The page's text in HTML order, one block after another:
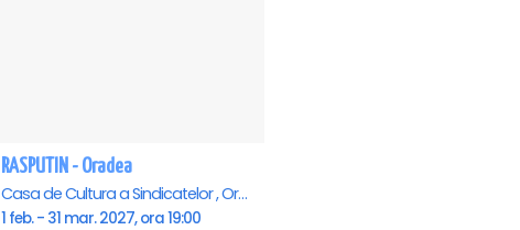
RASPUTIN - Oradea
Casa de Cultura a Sindicatelor , Oradea
1 feb. - 31 mar. 2027, ora 19:00